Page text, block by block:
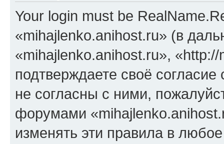
Your login must be
«mihajlenko.anihost.ru» (в
«mihajlenko.anihost.ru»,
подтверждаете своё
не согласны с ними,
форумами
изменять эти правила в